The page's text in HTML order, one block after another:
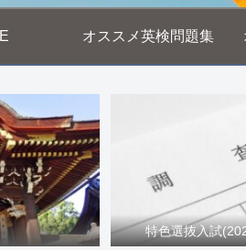
オススメ英検問題集
特色選抜入試